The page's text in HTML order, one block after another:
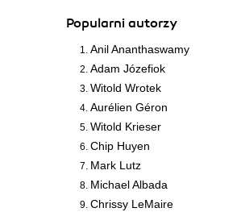
Popularni autorzy
Anil Ananthaswamy
Adam Józefiok
Witold Wrotek
Aurélien Géron
Witold Krieser
Chip Huyen
Mark Lutz
Michael Albada
Chrissy LeMaire